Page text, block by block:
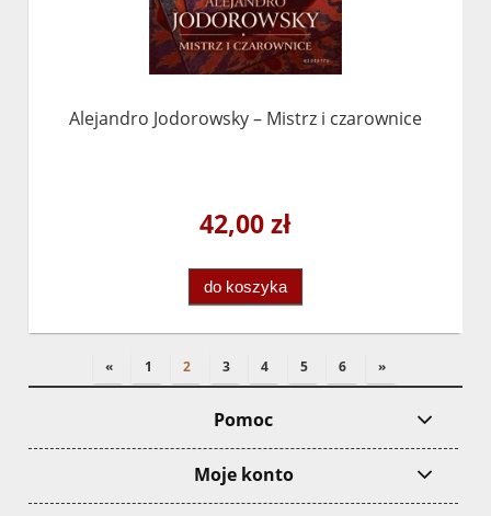
Alejandro Jodorowsky – Mistrz i czarownice
42,00 zł
do koszyka
« 1 2 3 4 5 6 »
Pomoc
Moje konto